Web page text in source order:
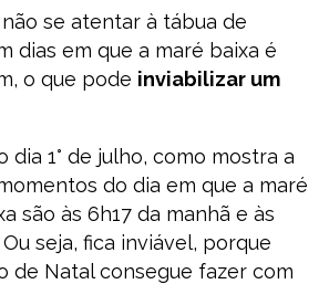
se atentar à tábua de
dias em que a maré baixa é
o que pode inviabilizar um
dia 1° de julho, como mostra a
do dia em que a maré
são às 6h17 da manhã e às
seja, fica inviável, porque
de Natal consegue fazer com